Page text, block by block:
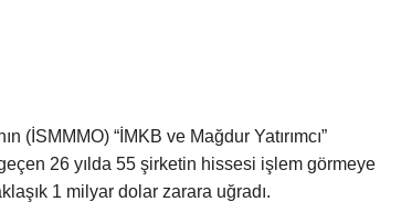
(İSMMMO) “İMKB ve Mağdur Yatırımcı”
26 yılda 55 şirketin hissesi işlem görmeye
1 milyar dolar zarara uğradı.